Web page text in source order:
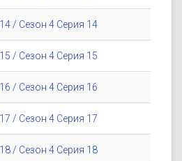
/ Сезон 4 Серия 14
/ Сезон 4 Серия 15
/ Сезон 4 Серия 16
/ Сезон 4 Серия 17
/ Сезон 4 Серия 18